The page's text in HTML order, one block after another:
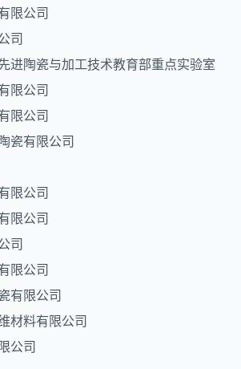
限公司
司
进陶瓷与加工技术教育部重点实验室
限公司
限公司
瓷有限公司
限公司
限公司
司
限公司
有限公司
材料有限公司
公司